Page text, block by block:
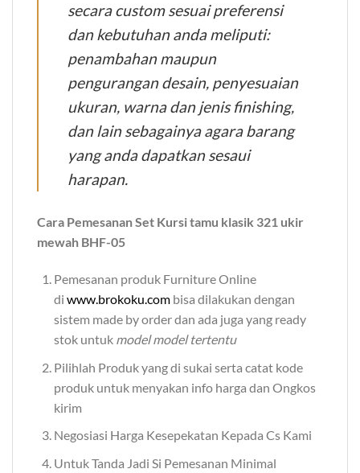
secara custom sesuai preferensi
dan kebutuhan anda meliputi:
penambahan maupun
pengurangan desain, penyesuaian
ukuran, warna dan jenis finishing,
dan lain sebagainya agara barang
yang anda dapatkan sesaui
harapan.
Cara Pemesanan Set Kursi tamu klasik 321 ukir
mewah BHF-05
Pemesanan produk Furniture Online
di www.brokoku.combisa dilakukan dengan
sistem made by order dan ada juga yang ready
stok untuk model model tertentu
Pilihlah Produk yang di sukai serta catat kode
produk untuk menyakan info harga dan Ongkos
kirim
Negosiasi Harga Kesepekatan Kepada Cs Kami
Untuk Tanda Jadi Si Pemesanan Minimal